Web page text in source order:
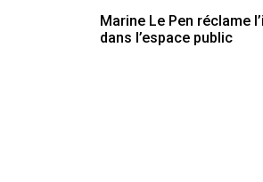
Marine Le Pen réclame
dans l’espace public